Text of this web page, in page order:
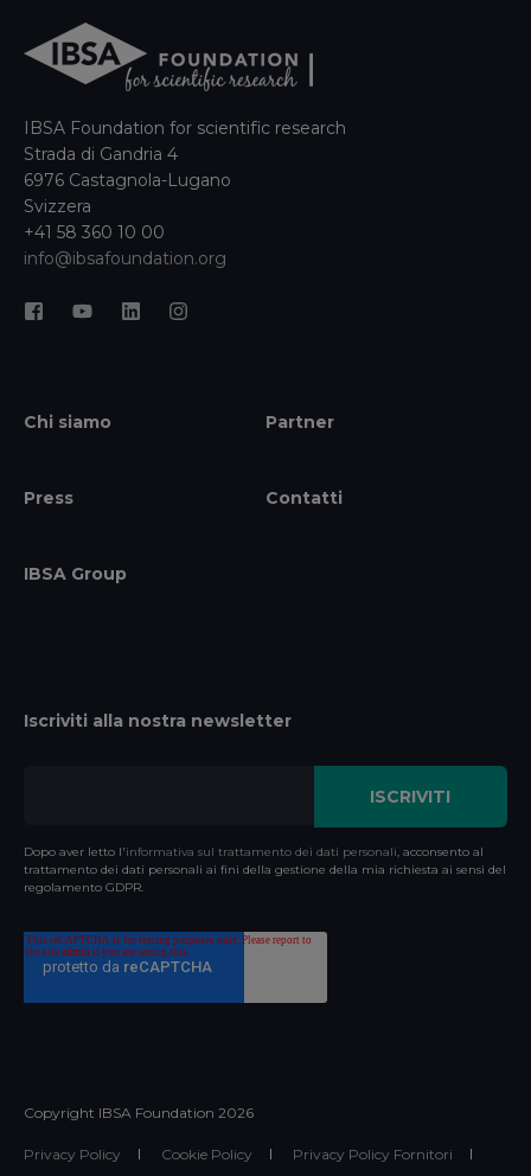
IBSA Foundation for scientific research
Strada di Gandria 4
6976 Castagnola-Lugano
Svizzera
+41 58 360 10 00
info@ibsafoundation.org
Chi siamo Partner
Press Contatti
IBSA Group
Iscriviti alla nostra newsletter
Dopo aver letto l'informativa sul trattamento dei dati personali, acconsento al
trattamento dei dati personali ai fini della gestione della mia richiesta ai sensi del
regolamento GDPR.
Copyright IBSA Foundation 2026
Privacy Policy Cookie Policy
Privacy Policy Fornitori